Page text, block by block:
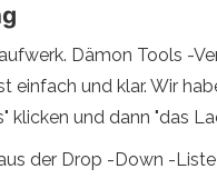
Dämon Tools -
einfach und klar. Wir
und dann "das
der Drop -Down -